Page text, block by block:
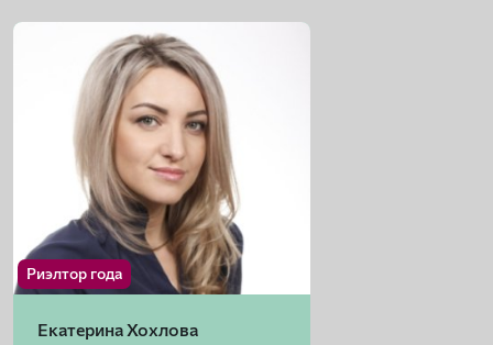
Риэлтор года
Екатерина Хохлова